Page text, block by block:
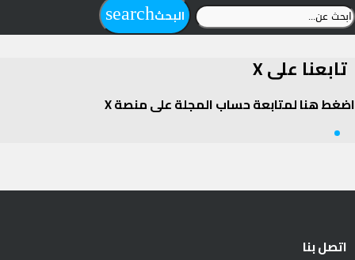
ابحث
عن:
البحثsearch
تابعنا على X
اضغط هنا لمتابعة حساب المجلة على منصة X
اتصل بنا